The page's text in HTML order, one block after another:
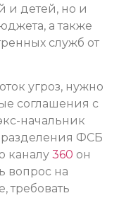
и детей, но и
а также
служб от
угроз, нужно
соглашения с
начальник
ФСБ
каналу 360 он
вопрос на
требовать